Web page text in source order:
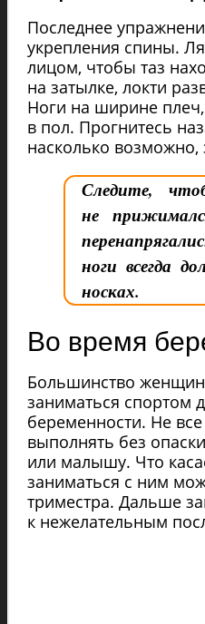
Последнее
укрепления спины.
лицом, чтобы таз
на затылке, локти
Ноги на ширине
в пол. Прогнитесь
насколько возможно,
Следите,
не
ноги всегда
носках.
Во время
Большинство
заниматься спортом
беременности. Не
выполнять без
или малышу. Что
заниматься с ним
триместра. Дальше
к нежелательным